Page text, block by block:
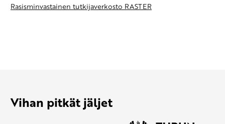
Rasisminvastainen tutkijaverkosto RASTER
Vihan pitkät jäljet